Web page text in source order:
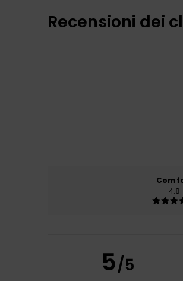
Recensioni dei
4.8
5/5